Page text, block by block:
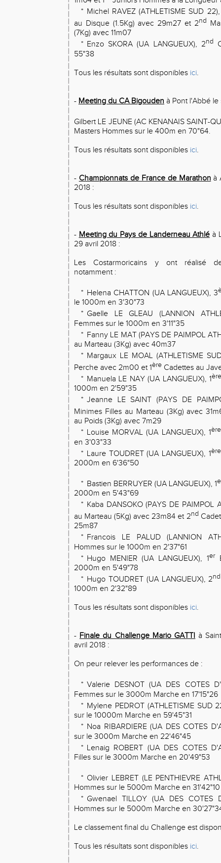
* Michel RAVEZ (ATHLETISME SUD
au Disque (1.5Kg) avec 29m27 et 2nd
(7Kg) avec 11m07
* Enzo SKORA (UA LANGUEUX), 2nd
55"38
Tous les résultats sont disponibles ici.
- Meeting du CA Bigouden à Pont l'Abbé le
Gilbert LE JEUNE (AC KENANAIS SAINT-
Masters Hommes sur le 400m en 70"64.
Tous les résultats sont disponibles ici.
- Championnats de France de Marathon à
2018 :
Tous les résultats sont disponibles ici.
- Meeting du Pays de Landerneau Athlé à
29 avril 2018 :
Les Costarmoricains y ont réalisé
notamment :
* Helena CHATTON (UA LANGUEUX), 3
le 1000m en 3'30"73
* Gaelle LE GLEAU (LANNION
Femmes sur le 1000m en 3'11"35
* Fanny LE MAT (PAYS DE PAIMPOL
au Marteau (3Kg) avec 40m37
* Margaux LE MOAL (ATHLETISME
Perche avec 2m00 et 1ère Cadettes au
* Manuela LE NAY (UA LANGUEUX), 1
1000m en 2'59"35
* Jeanne LE SAINT (PAYS DE
Minimes Filles au Marteau (3Kg) avec
au Poids (3Kg) avec 7m29
* Louise MORVAL (UA LANGUEUX), 1ère
en 3'03"33
* Laure TOUDRET (UA LANGUEUX), 1ère
2000m en 6'36"50
* Bastien BERRUYER (UA LANGUEUX), 1
2000m en 5'43"69
* Kaba DANSOKO (PAYS DE PAIMPOL
au Marteau (5Kg) avec 23m84 et 2nd
25m87
* Francois LE PALUD (LANNION
Hommes sur le 1000m en 2'37"61
* Hugo MENIER (UA LANGUEUX), 1er
2000m en 5'49"78
* Hugo TOUDRET (UA LANGUEUX), 2nd
1000m en 2'32"89
Tous les résultats sont disponibles ici.
- Finale du Challenge Mario GATTI à
avril 2018 :
On peur relever les performances de :
* Valerie DESNOT (UA DES COTES
Femmes sur le 3000m Marche en 17'15"26
* Mylene PEDROT (ATHLETISME SUD
sur le 10000m Marche en 59'45"31
* Noa RIBARDIERE (UA DES COTES
sur le 3000m Marche en 22'46"45
* Lenaig ROBERT (UA DES COTES
Filles sur le 3000m Marche en 20'49"53
* Olivier LEBRET (LE PENTHIEVRE
Hommes sur le 5000m Marche en 31'42"10
* Gwenael TILLOY (UA DES COTES
Hommes sur le 5000m Marche en
Le classement final du Challenge est
Tous les résultats sont disponibles ici.